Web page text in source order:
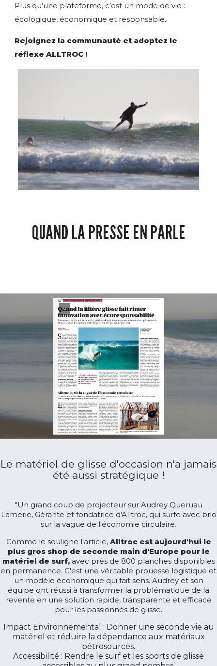
Plus qu’une plateforme, c’est un mode de vie :
écologique, économique et responsable.
Rejoignez la communauté et adoptez le
réflexe ALLTROC !
QUAND LA PRESSE EN PARLE
Le matériel de glisse d'occasion n'a jamais
été aussi stratégique !
"Un grand coup de projecteur sur Audrey Queruau
Lamerie, Gérante et fondatrice d'Alltroc, qui surfe avec brio
sur la vague de l'économie circulaire.
Comme le souligne l'article, Alltroc est aujourd'hui le
plus gros shop de seconde main d'Europe pour le
matériel de surf,avec près de 800 planches disponibles
en permanence. C'est une véritable prouesse logistique et
un modèle économique qui fait sens. Audrey et son
équipe ont réussi à transformer la problématique de la
revente en une solution rapide, transparente et efficace
pour les passionnés de glisse.
Impact Environnemental : Donner une seconde vie au
matériel et réduire la dépendance aux matériaux
pétrosourcés.
Accessibilité : Rendre le surf et les sports de glisse